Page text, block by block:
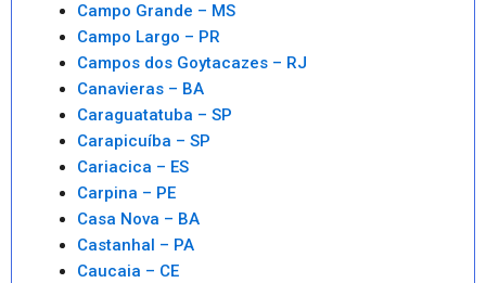
Campo Grande – MS
Campo Largo – PR
Campos dos Goytacazes – RJ
Canavieras – BA
Caraguatatuba – SP
Carapicuíba – SP
Cariacica – ES
Carpina – PE
Casa Nova – BA
Castanhal – PA
Caucaia – CE